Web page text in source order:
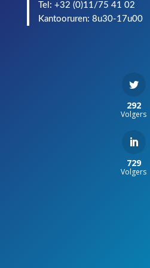
Tel: +32 (0)11/75 41 02
Kantooruren: 8u30-17u00
292
Volgers
729
Volgers